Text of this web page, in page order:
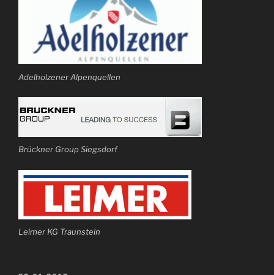
Adelholzener Alpenquellen
Brückner Group Siegsdorf
Leimer KG Traunstein